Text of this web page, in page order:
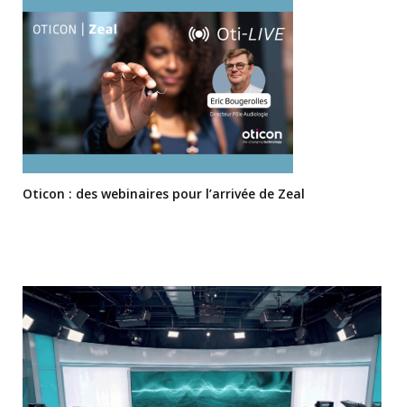
Oticon : des webinaires pour l’arrivée de Zeal